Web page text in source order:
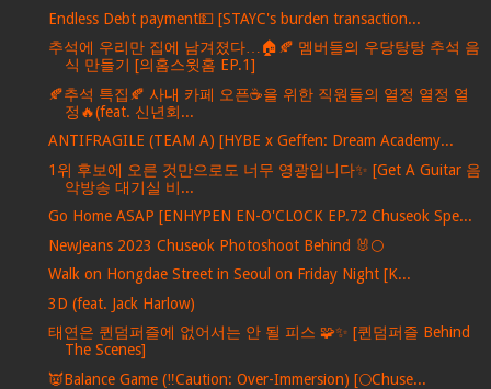
Endless Debt payment💵 [STAYC's burden transaction...
추석에 우리만 집에 남겨졌다…🏠🍂 멤버들의 우당탕탕 추석 음
식 만들기 [의홈스윗홈 EP.1]
🍂추석 특집🍂 사내 카페 오픈☕️을 위한 직원들의 열정 열정 열
정🔥(feat. 신년회...
ANTIFRAGILE (TEAM A) [HYBE x Geffen: Dream Academy...
1위 후보에 오른 것만으로도 너무 영광입니다✨ [Get A Guitar 음
악방송 대기실 비...
Go Home ASAP [ENHYPEN EN-O'CLOCK EP.72 Chuseok Spe...
NewJeans 2023 Chuseok Photoshoot Behind 🐰🌕
Walk on Hongdae Street in Seoul on Friday Night [K...
3D (feat. Jack Harlow)
태연은 퀸덤퍼즐에 없어서는 안 될 피스 🧩✨ [퀸덤퍼즐 Behind
The Scenes]
👿Balance Game (‼Caution: Over-Immersion) [🌕Chuse...